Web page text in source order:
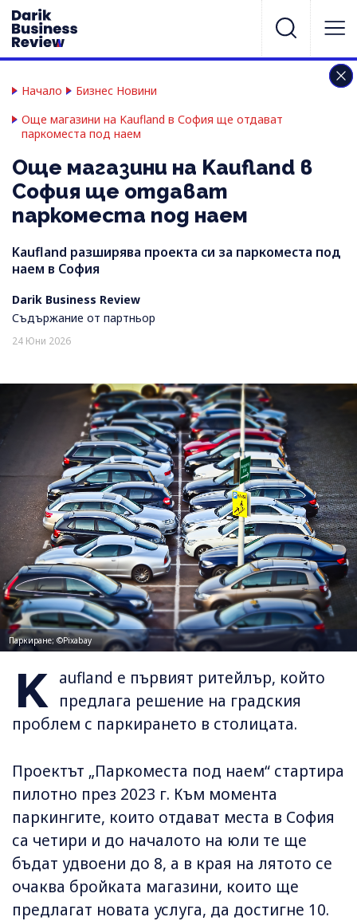
Начало
Бизнес Новини
Още магазини на Kaufland в София ще отдават
паркоместа под наем
Още магазини на Kaufland в
София ще отдават
паркоместа под наем
Kaufland разширява проекта си за паркоместа под
наем в София
Darik Business Review
Съдържание от партньор
24 Юни 2026
Паркиране; ©Pixabay
K aufland e първият ритейлър, който
предлага решение на градския
проблем с паркирането в столицата.
Проектът „Паркоместа под наем“ стартира
пилотно през 2023 г. Към момента
паркингите, които отдават места в София
са четири и до началото на юли те ще
бъдат удвоени до 8, а в края на лятото се
очаква бройката магазини, които ще
предлагат новата услуга, да достигне 10.